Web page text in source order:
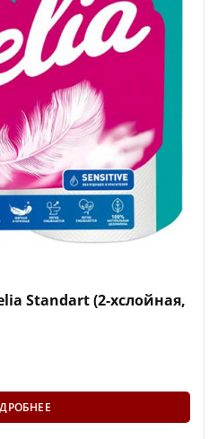
Standart (2-хслойная,